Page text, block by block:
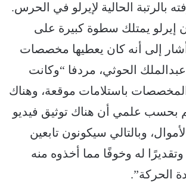
بالرتبة الحالية لإيرلو في الحرس.
إيرلو يمتلك سطوة كبيرة على
أشار إلى أنه كان يعطيها مخصصات
الحوثي، مردفا “وكانت
باستلامات موقعة، وهناك
علمي أن هناك توثيق فيديو
وبالتالي سيكونون تابعين
له وخوفًا مما أخذوه منه
الحركة”.